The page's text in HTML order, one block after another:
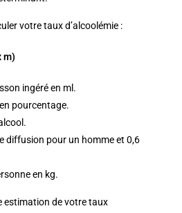
votre taux d’alcoolémie :
m)
ingéré en ml.
pourcentage.
diffusion pour un homme et 0,6
en kg.
estimation de votre taux